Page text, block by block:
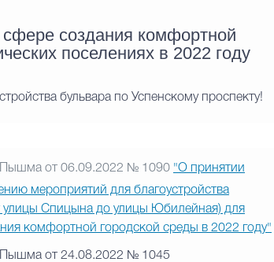
сфере создания комфортной
поселениях в 2022 году
бульвара по Успенскому проспекту!
Пышма от 06.09.2022 № 1090 "О принятии
мероприятий для благоустройства
улицы Спицына до улицы Юбилейная) для
комфортной городской среды в 2022 году"
Пышма от 24.08.2022 № 1045